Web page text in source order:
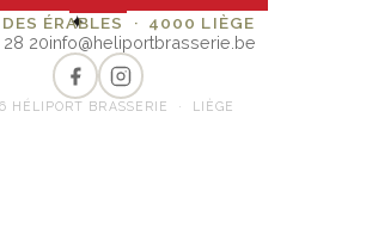
✦
ÉRABLES · 4000 LIÈGE
20info@heliportbrasserie.be
HÉLIPORT BRASSERIE · LIÈGE